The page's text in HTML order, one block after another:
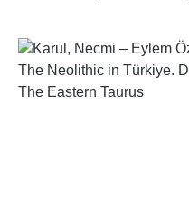
Bildergalerie überspringen